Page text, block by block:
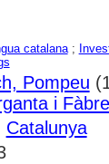
catalana;
Pompeu
i
Catalunya